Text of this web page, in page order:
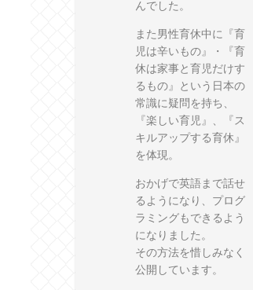
んでした。
また男性育休中に『育
児は辛いもの』・『育
休は家事と育児だけす
るもの』という日本の
常識に疑問を持ち、
『楽しい育児』、『ス
キルアップする育休』
を体現。
おかげで英語まで話せ
るようになり、プログ
ラミングもできるよう
になりました。
その方法を惜しみなく
公開しています。